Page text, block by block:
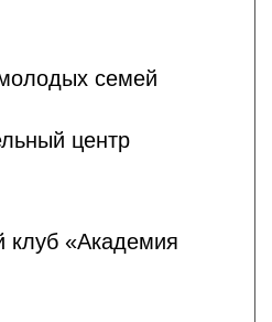
семей
центр
клуб «Академия